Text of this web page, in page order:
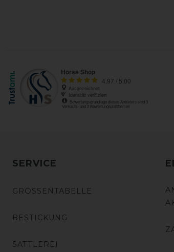
SERVICE
GRÖSSENTABELLE
BESTICKUNG
SATTLEREI